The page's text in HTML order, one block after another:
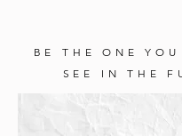
BE THE ONE
SEE IN THE